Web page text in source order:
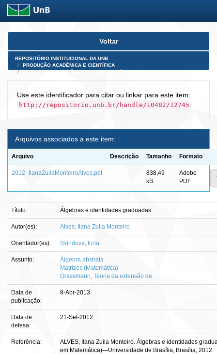
Skip
Voltar
REPOSITÓRIO INSTITUCIONAL DA UNB
PRODUÇÃO ACADÊMICA E CIENTÍFICA
Use este identificador para citar ou linkar para este item:
http://repositorio.unb.br/handle/10482/12745
Arquivos associados a este item:
Arquivo Descrição Tamanho Formato
2012_IlanaZuilaMonteiroAlves.pdf
838,49
kB
Adobe
PDF
Título: Álgebras e identidades graduadas
Autor(es): Alves, Ilana Zuila Monteiro
Orientador(es): Sviridova, Irina
Assunto:
Álgebra abstrata
Matrizes (Matemática)
Grassmann, Teoria da extensão de
Data de
publicação:
8-Abr-2013
Data de
defesa:
21-Set-2012
Referência:
ALVES, Ilana Zuila Monteiro. Álgebras e identidades
em Matemática)—Universidade de Brasília, Brasília, 2012.